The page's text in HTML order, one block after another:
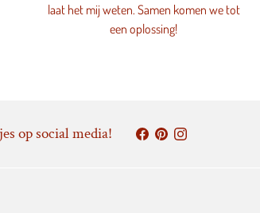
laat het mij weten. Samen komen we tot
een oplossing!
op social media!